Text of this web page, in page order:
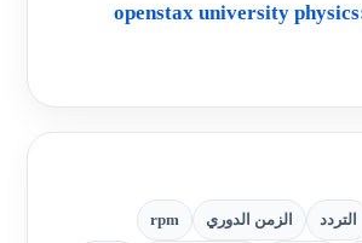
openstax university
التردد الزمن الدوري rpm